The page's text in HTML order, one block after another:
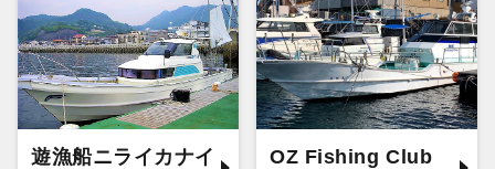
遊漁船ニライカナイ OZ Fishing Club